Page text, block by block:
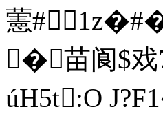
藼
�苗阆$
úH5t:O